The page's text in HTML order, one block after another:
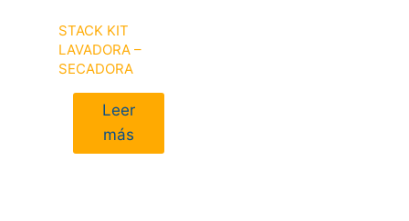
STACK KIT
LAVADORA –
SECADORA
Leer
más